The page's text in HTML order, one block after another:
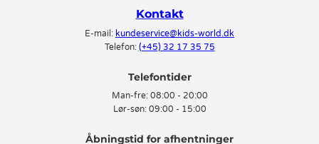
Kontakt
E-mail: kundeservice@kids-world.dk
Telefon: (+45) 32 17 35 75
Telefontider
Man-fre: 08:00 - 20:00
Lør-søn: 09:00 - 15:00